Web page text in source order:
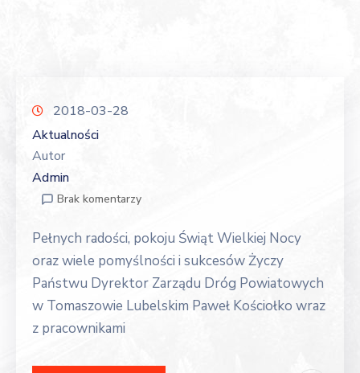
2018-03-28
Aktualności
Autor
Admin
Brak komentarzy
Pełnych radości, pokoju Świąt Wielkiej Nocy
oraz wiele pomyślności i sukcesów Życzy
Państwu Dyrektor Zarządu Dróg Powiatowych
w Tomaszowie Lubelskim Paweł Kościołko wraz
z pracownikami